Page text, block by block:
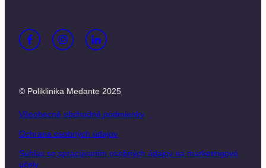
© Poliklinika Medante 2025
Všeobecné obchodné podmienky
Ochrana osobných údajov
Súhlas so spracúvaním osobných údajov na marketingové
účely